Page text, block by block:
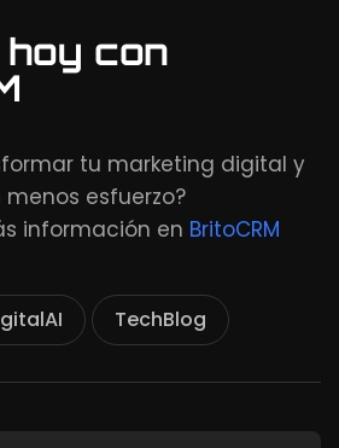
hoy con
tu marketing digital y
esfuerzo?
información en BritoCRM
TechBlog